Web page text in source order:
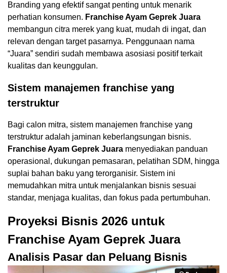
Branding yang efektif sangat penting untuk menarik
perhatian konsumen. Franchise Ayam Geprek Juara
membangun citra merek yang kuat, mudah di ingat, dan
relevan dengan target pasarnya. Penggunaan nama
“Juara” sendiri sudah membawa asosiasi positif terkait
kualitas dan keunggulan.
Sistem manajemen franchise yang
terstruktur
Bagi calon mitra, sistem manajemen franchise yang
terstruktur adalah jaminan keberlangsungan bisnis.
Franchise Ayam Geprek Juara menyediakan panduan
operasional, dukungan pemasaran, pelatihan SDM, hingga
suplai bahan baku yang terorganisir. Sistem ini
memudahkan mitra untuk menjalankan bisnis sesuai
standar, menjaga kualitas, dan fokus pada pertumbuhan.
Proyeksi Bisnis 2026 untuk
Franchise Ayam Geprek Juara
Analisis Pasar dan Peluang Bisnis